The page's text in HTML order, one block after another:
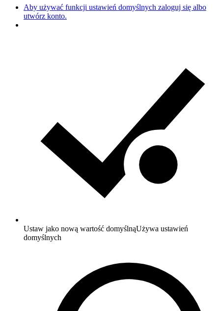
Aby używać funkcji ustawień domyślnych zaloguj się albo
utwórz konto.
Ustaw jako nową wartość domyślnąUżywa ustawień
domyślnych